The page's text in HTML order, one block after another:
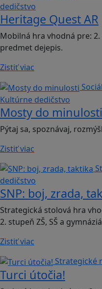
dedičstvo
Heritage Quest AR
Mobilná hra vhodná pre: 2.
predmet dejepis.
Zistiť viac
Kultúrne dedičstvo
Mosty do minulosti
Pýtaj sa, spoznávaj,
Zistiť viac
dedičstvo
SNP: boj, zrada,
Strategická stolová hra
2. stupeň ZŠ, SŠ a
Zistiť viac
Strategické
Turci útočia!